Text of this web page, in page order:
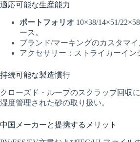
適応可能な生産能力
ポートフォリオ 10×38/14×51/
ース。
ブランド/マーキングのカスタマ
アクセサリー：ストライカーイ
持続可能な製造慣行
クローズド・ループのスクラップ回収
湿度管理された砂の取り扱い。
中国メーカーと提携するメリット